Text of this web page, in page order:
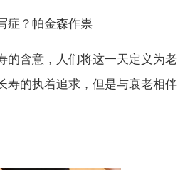
症？帕金森作祟
的含意，人们将这一天定义为老
寿的执着追求，但是与衰老相伴